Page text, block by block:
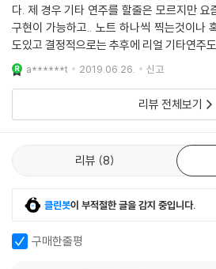
다. 제 경우 기타 연주를 할줄은 모르지만
구현이 가능하고.. 노트 하나씩 찍는것이나
도있고 결정적으로는 추후에 리얼 기타연주
을 구비해두었습니다. 일단 건반의 경우 비교
근성이 높다고 생각
a******t 2019.06.26. 신고
리뷰 전체보기
리뷰 8
클린봇이 부적절한 글을 감지 중입니다.
구매한줄평